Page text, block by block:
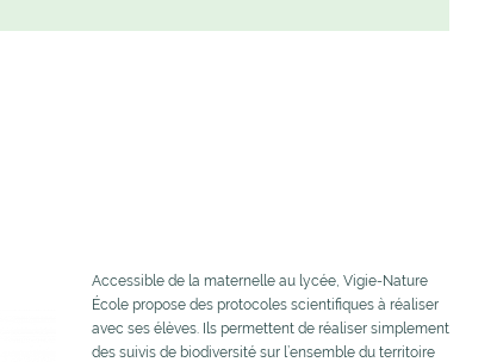
Accessible de la maternelle au lycée, Vigie-Nature
École propose des protocoles scientifiques à réaliser
avec ses élèves. Ils permettent de réaliser simplement
des suivis de biodiversité sur l’ensemble du territoire